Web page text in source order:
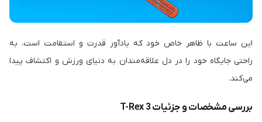
این ساعت با ظاهر خاص خود که یادآور قدرت و استقامت است، به
راحتی جایگاه خود را در دل علاقه‌مندان به دنیای ورزش و اکتشاف پیدا
می‌کند.
بررسی مشخصات و جزئیات T-Rex 3